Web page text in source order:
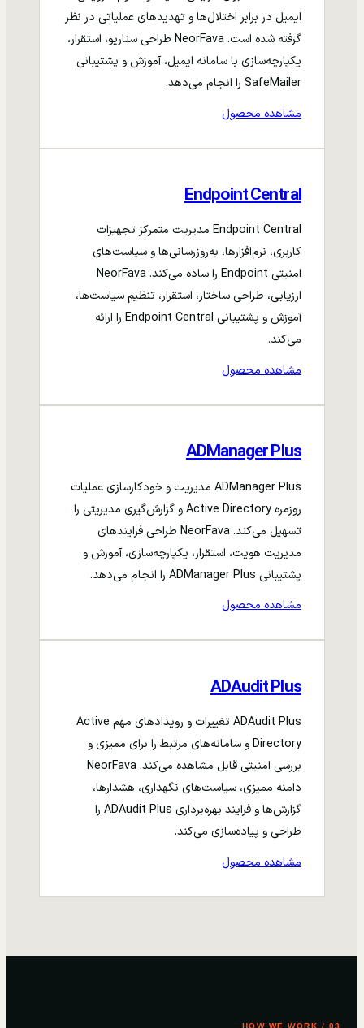
ایمیل در برابر اختلال‌ها و تهدیدهای عملیاتی در نظر
گرفته شده است. NeorFava طراحی سناریو، استقرار،
یکپارچه‌سازی با سامانه ایمیل، آموزش و پشتیبانی
SafeMailer را انجام می‌دهد.
مشاهده محصول
Endpoint Central
Endpoint Central مدیریت متمرکز تجهیزات
کاربری، نرم‌افزارها، به‌روزرسانی‌ها و سیاست‌های
امنیتی Endpoint را ساده می‌کند. NeorFava
ارزیابی، طراحی ساختار، استقرار، تنظیم سیاست‌ها،
آموزش و پشتیبانی Endpoint Central را ارائه
می‌کند.
مشاهده محصول
ADManager Plus
ADManager Plus مدیریت و خودکارسازی عملیات
روزمره Active Directory و گزارش‌گیری مدیریتی را
تسهیل می‌کند. NeorFava طراحی فرایندهای
مدیریت هویت، استقرار، یکپارچه‌سازی، آموزش و
پشتیبانی ADManager Plus را انجام می‌دهد.
مشاهده محصول
ADAudit Plus
ADAudit Plus تغییرات و رویدادهای مهم Active
Directory و سامانه‌های مرتبط را برای ممیزی و
بررسی امنیتی قابل مشاهده می‌کند. NeorFava
دامنه ممیزی، سیاست‌های نگهداری، هشدارها،
گزارش‌ها و فرایند بهره‌برداری ADAudit Plus را
طراحی و پیاده‌سازی می‌کند.
مشاهده محصول
03 / HOW WE WORK